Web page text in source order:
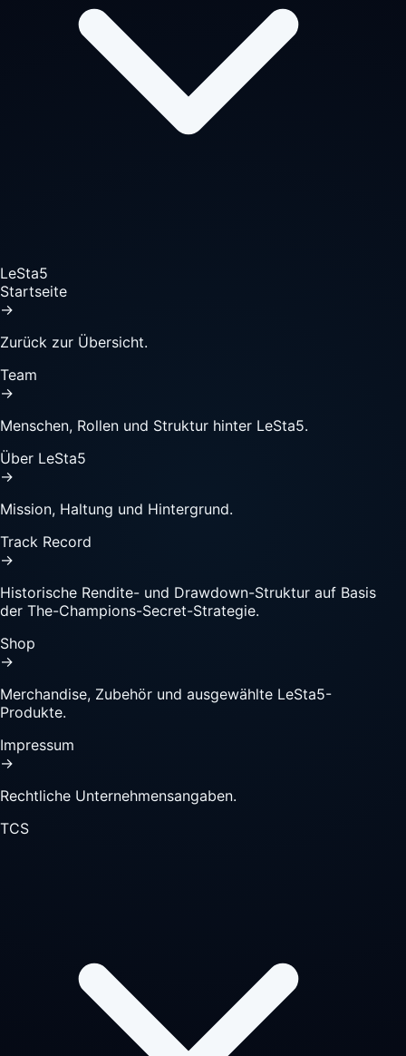
LeSta5
Startseite
→
Zurück zur Übersicht.
Team
→
Menschen, Rollen und Struktur hinter LeSta5.
Über LeSta5
→
Mission, Haltung und Hintergrund.
Track Record
→
Historische Rendite- und Drawdown-Struktur auf Basis
der The-Champions-Secret-Strategie.
Shop
→
Merchandise, Zubehör und ausgewählte LeSta5-
Produkte.
Impressum
→
Rechtliche Unternehmensangaben.
TCS